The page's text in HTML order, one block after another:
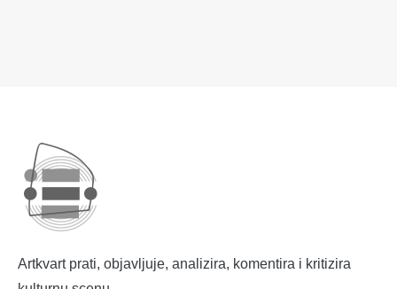
Artkvart prati, objavljuje, analizira, komentira i kritizira